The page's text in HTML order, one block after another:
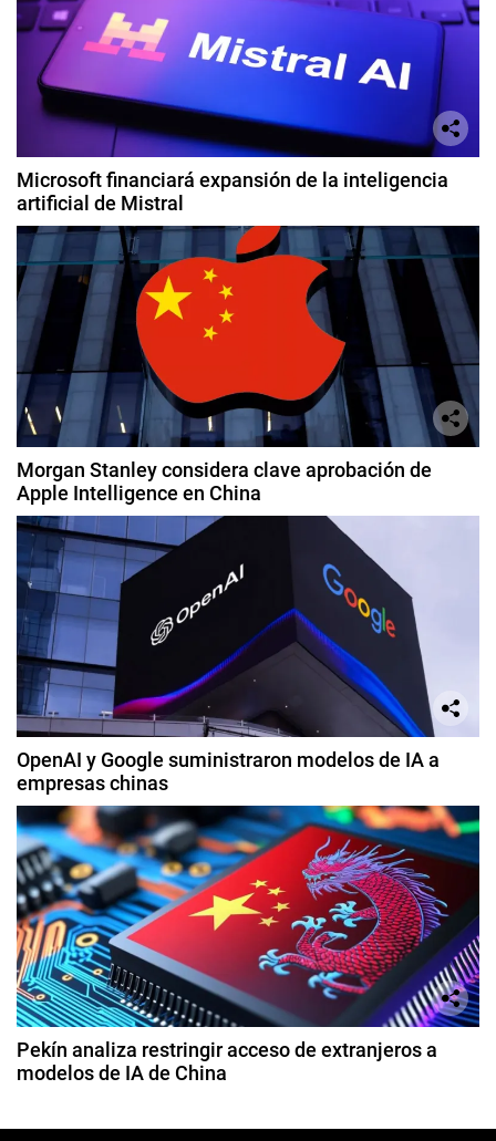
Microsoft financiará expansión de la inteligencia
artificial de Mistral
Morgan Stanley considera clave aprobación de
Apple Intelligence en China
OpenAI y Google suministraron modelos de IA a
empresas chinas
Pekín analiza restringir acceso de extranjeros a
modelos de IA de China